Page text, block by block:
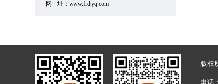
网 址： www.frdtyq.com
版权
电话